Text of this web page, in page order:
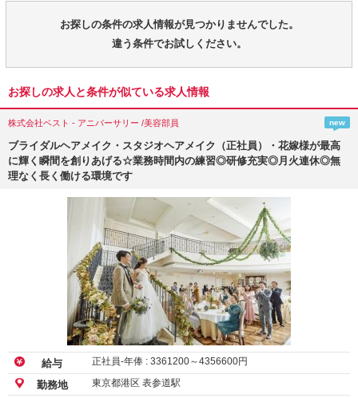
お探しの条件の求人情報が見つかりませんでした。
違う条件でお試しください。
お探しの求人と条件が似ている求人情報
株式会社ベスト - アニバーサリー /美容部員 new
ブライダルヘアメイク・スタジオヘアメイク（正社員）・花嫁様が最高
に輝く瞬間を創りあげる☆業務時間内の練習◎研修充実◎月火連休◎無
理なく長く働ける環境です
給与 正社員-年俸 : 3361200～4356600円
勤務地 東京都港区 表参道駅